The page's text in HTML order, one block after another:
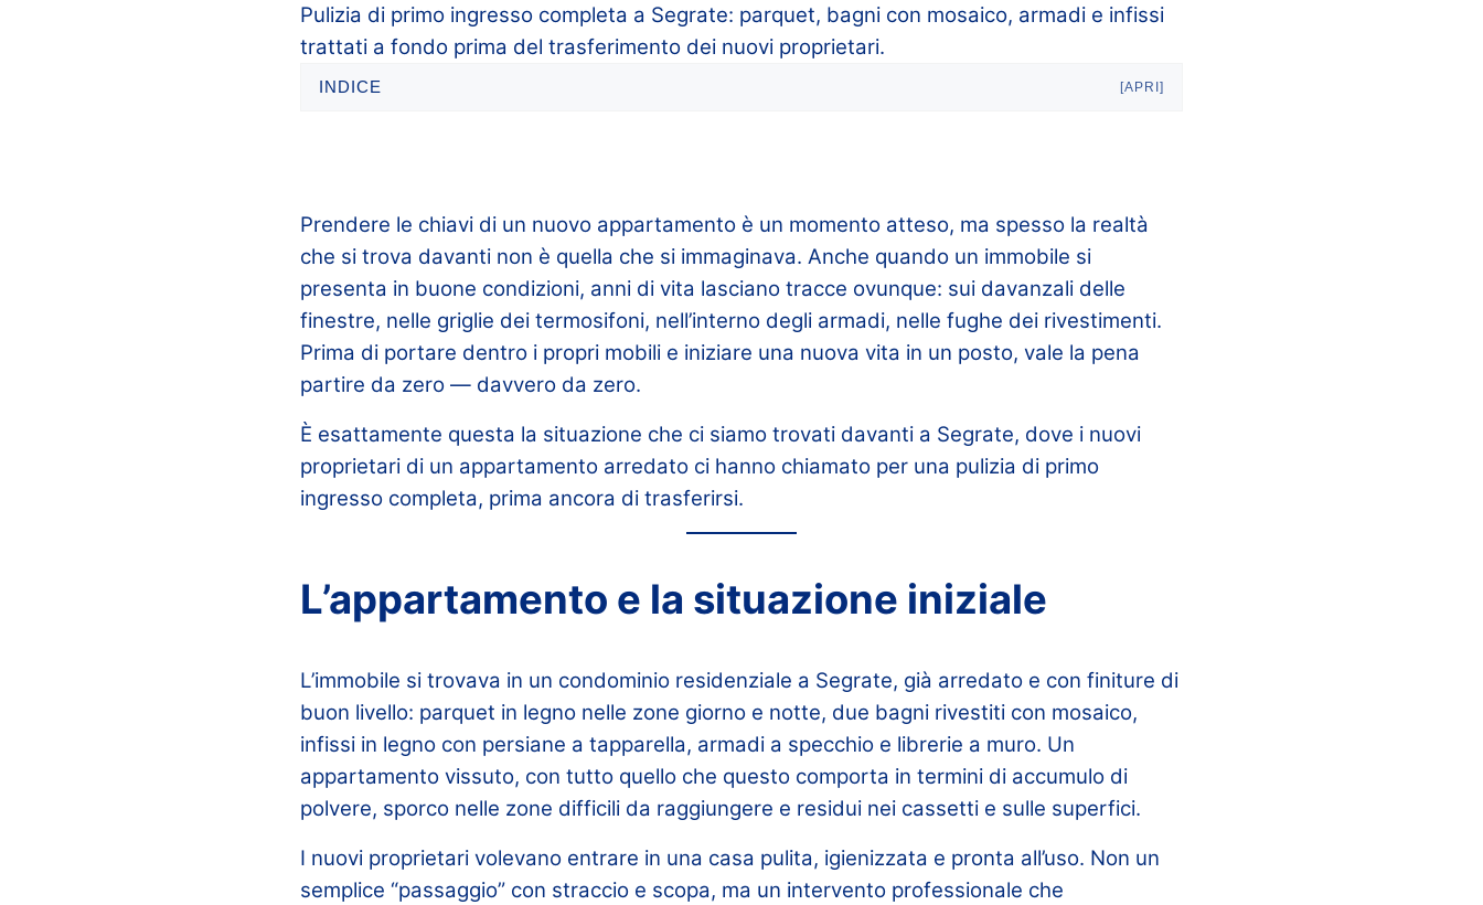
Pulizia di primo ingresso completa a Segrate: parquet, bagni con mosaico, armadi e infissi
trattati a fondo prima del trasferimento dei nuovi proprietari.
INDICE [APRI]
Prendere le chiavi di un nuovo appartamento è un momento atteso, ma spesso la realtà
che si trova davanti non è quella che si immaginava. Anche quando un immobile si
presenta in buone condizioni, anni di vita lasciano tracce ovunque: sui davanzali delle
finestre, nelle griglie dei termosifoni, nell’interno degli armadi, nelle fughe dei rivestimenti.
Prima di portare dentro i propri mobili e iniziare una nuova vita in un posto, vale la pena
partire da zero — davvero da zero.
È esattamente questa la situazione che ci siamo trovati davanti a Segrate, dove i nuovi
proprietari di un appartamento arredato ci hanno chiamato per una pulizia di primo
ingresso completa, prima ancora di trasferirsi.
L’appartamento e la situazione iniziale
L’immobile si trovava in un condominio residenziale a Segrate, già arredato e con finiture di
buon livello: parquet in legno nelle zone giorno e notte, due bagni rivestiti con mosaico,
infissi in legno con persiane a tapparella, armadi a specchio e librerie a muro. Un
appartamento vissuto, con tutto quello che questo comporta in termini di accumulo di
polvere, sporco nelle zone difficili da raggiungere e residui nei cassetti e sulle superfici.
I nuovi proprietari volevano entrare in una casa pulita, igienizzata e pronta all’uso. Non un
semplice “passaggio” con straccio e scopa, ma un intervento professionale che